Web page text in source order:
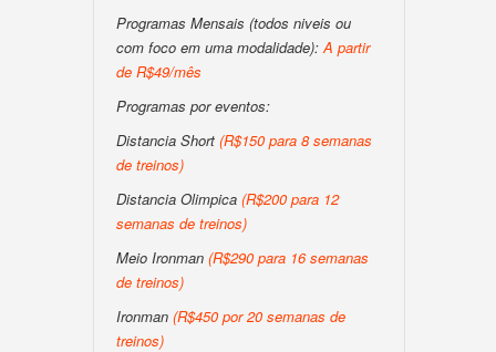
Programas Mensais (todos niveis ou
com foco em uma modalidade):A partir
de R$49/mês
Programas por eventos:
Distancia Short (R$150 para 8 semanas
de treinos)
Distancia Olimpica (R$200 para 12
semanas de treinos)
Meio Ironman (R$290 para 16 semanas
de treinos)
Ironman (R$450 por 20 semanas de
treinos)